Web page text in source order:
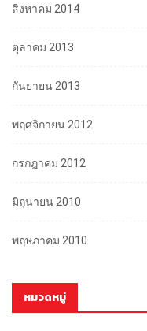
สิงหาคม 2014
ตุลาคม 2013
กันยายน 2013
พฤศจิกายน 2012
กรกฎาคม 2012
มิถุนายน 2010
พฤษภาคม 2010
หมวดหมู่